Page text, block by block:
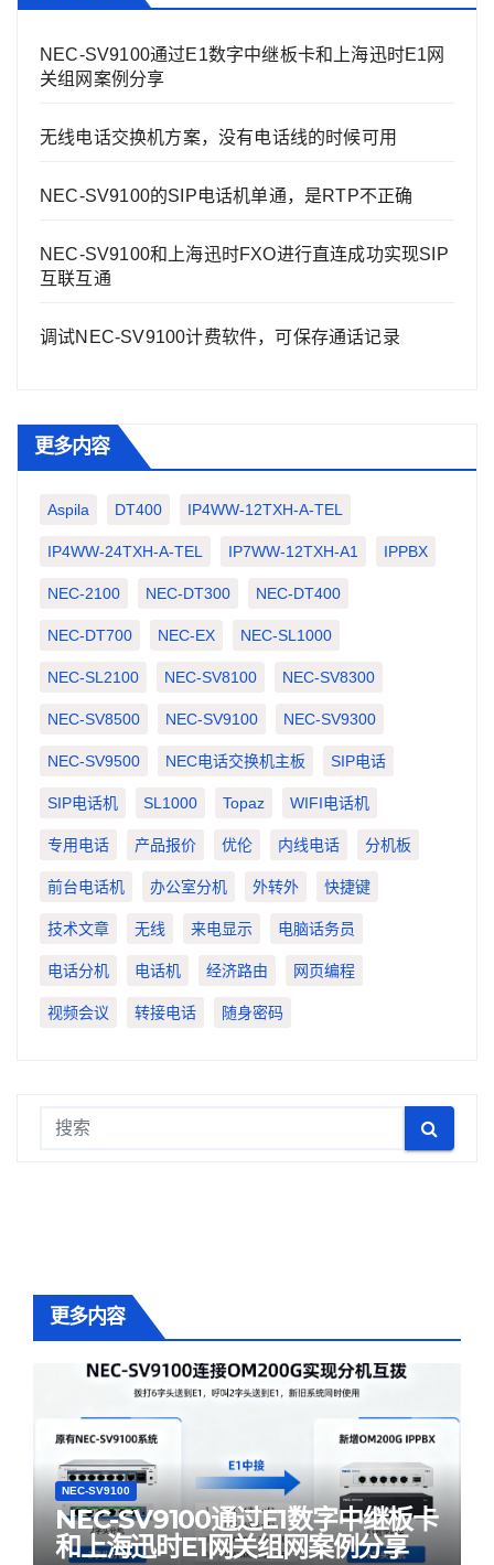
NEC-SV9100通过E1数字中继板卡和上海迅时E1网
关组网案例分享
无线电话交换机方案，没有电话线的时候可用
NEC-SV9100的SIP电话机单通，是RTP不正确
NEC-SV9100和上海迅时FXO进行直连成功实现SIP
互联互通
调试NEC-SV9100计费软件，可保存通话记录
更多内容
Aspila DT400 IP4WW-12TXH-A-TEL
IP4WW-24TXH-A-TEL IP7WW-12TXH-A1 IPPBX
NEC-2100 NEC-DT300 NEC-DT400
NEC-DT700 NEC-EX NEC-SL1000
NEC-SL2100 NEC-SV8100 NEC-SV8300
NEC-SV8500 NEC-SV9100 NEC-SV9300
NEC-SV9500 NEC电话交换机主板 SIP电话
SIP电话机 SL1000 Topaz WIFI电话机
专用电话 产品报价 优伦 内线电话 分机板
前台电话机 办公室分机 外转外 快捷键
技术文章 无线 来电显示 电脑话务员
电话分机 电话机 经济路由 网页编程
视频会议 转接电话 随身密码
更多内容
NEC-SV9100
NEC-SV9100通过E1数字中继板卡
和上海迅时E1网关组网案例分享